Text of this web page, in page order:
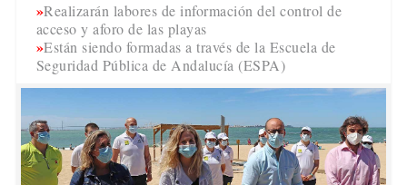
Realizarán labores de información del control de
acceso y aforo de las playas
Están siendo formadas a través de la Escuela de
Seguridad Pública de Andalucía (ESPA)